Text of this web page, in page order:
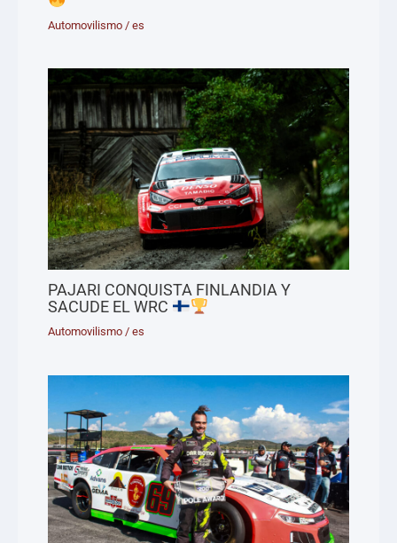
Automovilismo /es
PAJARI CONQUISTA FINLANDIA Y
SACUDE EL WRC
Automovilismo /es